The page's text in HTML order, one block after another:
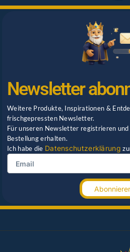
Newsletter
Weitere Produkte, Inspirationen &
frischgepressten Newsletter.
Für unseren Newsletter registrieren
Bestellung erhalten.
Ich habe die Datenschutzerklärung